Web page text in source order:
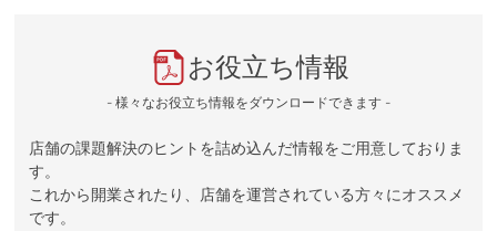
お役立ち情報
- 様々なお役立ち情報をダウンロードできます -
店舗の課題解決のヒントを詰め込んだ情報をご用意しておりま
す。
これから開業されたり、店舗を運営されている方々にオススメ
です。